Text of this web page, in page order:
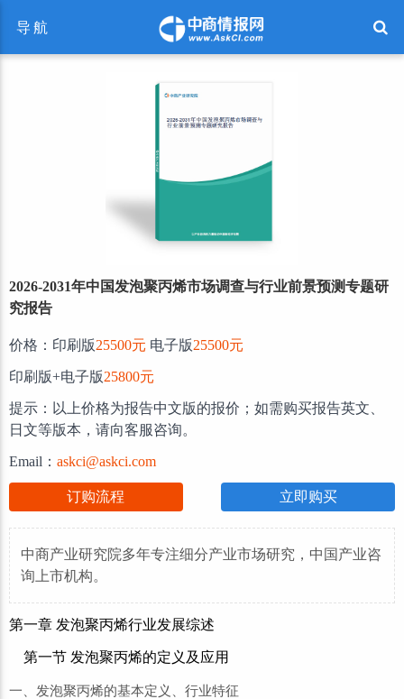
导航
2026-2031年中国发泡聚丙烯市场调查与行业前景预测专题研
究报告
价格：印刷版25500元 电子版25500元
印刷版+电子版25800元
提示：以上价格为报告中文版的报价；如需购买报告英文、
日文等版本，请向客服咨询。
Email： askci@askci.com
订购流程 立即购买
中商产业研究院多年专注细分产业市场研究，中国产业咨
询上市机构。
第一章 发泡聚丙烯行业发展综述
第一节 发泡聚丙烯的定义及应用
一、发泡聚丙烯的基本定义、行业特征